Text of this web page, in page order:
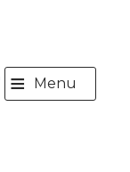
≡ Menu